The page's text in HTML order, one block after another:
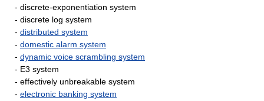
- discrete-exponentiation system
- discrete log system
- distributed system
- domestic alarm system
- dynamic voice scrambling system
- E3 system
- effectively unbreakable system
- electronic banking system